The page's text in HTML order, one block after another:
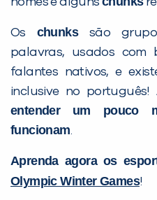
Os chunkssão
palavras, usados com
falantes nativos, e
inclusive no português!
entender um pouco
funcionam.
Aprenda agora os
Olympic Winter Games!